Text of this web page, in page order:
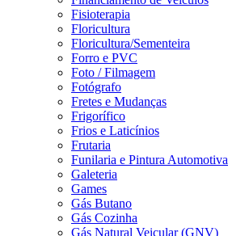
Fisioterapia
Floricultura
Floricultura/Sementeira
Forro e PVC
Foto / Filmagem
Fotógrafo
Fretes e Mudanças
Frigorífico
Frios e Laticínios
Frutaria
Funilaria e Pintura Automotiva
Galeteria
Games
Gás Butano
Gás Cozinha
Gás Natural Veicular (GNV)